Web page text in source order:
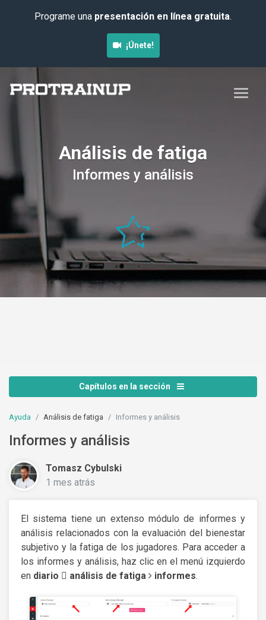
Programe una presentación en línea gratuita.
¡Únete!
Análisis de fatiga
Informes y análisis
Capítulos en la sección
Ayuda Análisis de fatiga Informes y análisis
Informes y análisis
Tomasz Cybulski
1 mes atrás
El sistema tiene un extenso módulo de informes y
análisis relacionados con la evaluación del bienestar
subjetivo y la fatiga de los jugadores. Para acceder a
los informes y análisis, haz clic en el menú izquierdo
en diario análisis de fatiga informes.